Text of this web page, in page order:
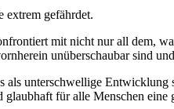
extrem gefährdet.
mit nicht nur all dem,
unüberschaubar sind
unterschwellige
für alle Menschen